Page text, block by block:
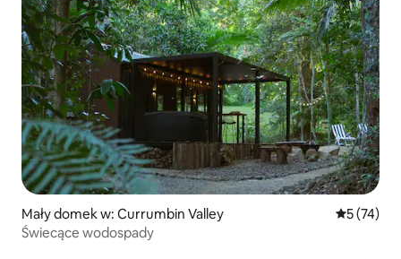
Mały domek w: Currumbin Valley Średnia
5 (74)
Świecące wodospady